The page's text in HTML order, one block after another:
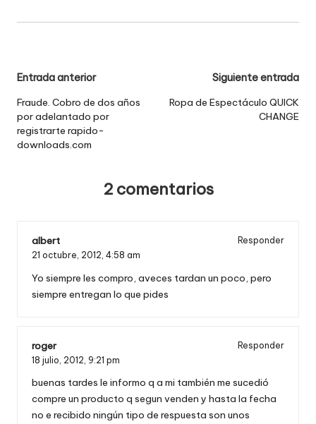
Navegación
de
entradas
Entrada anterior
Fraude. Cobro de dos años
por adelantado por
registrarte rapido-
downloads.com
Siguiente entrada
Ropa de Espectáculo QUICK
CHANGE
2 comentarios
albert
Responder
21 octubre, 2012, 4:58 am
Yo siempre les compro, aveces tardan un poco, pero
siempre entregan lo que pides
roger
Responder
18 julio, 2012, 9:21 pm
buenas tardes le informo q a mi también me sucedió
compre un producto q segun venden y hasta la fecha
no e recibido ningún tipo de respuesta son unos